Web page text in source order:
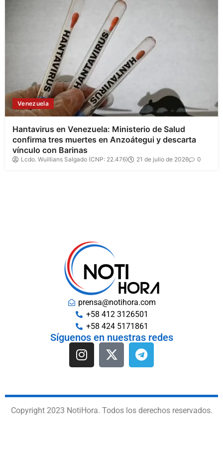
Venezuela
Hantavirus en Venezuela: Ministerio de Salud
confirma tres muertes en Anzoátegui y descarta
vínculo con Barinas
Lcdo. Wuillians Salgado (CNP: 22.476) 21 de julio de 2026 0
prensa@notihora.com
+58 412 3126501
+58 424 5171861
Síguenos en nuestras redes
Copyright 2023 NotiHora. Todos los derechos reservados.